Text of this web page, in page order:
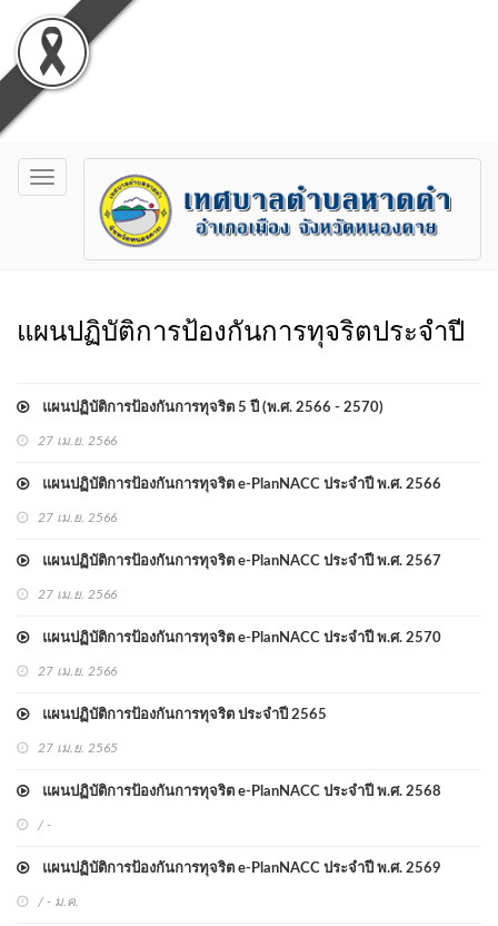
Toggle
navigation
แผนปฏิบัติการป้องกันการทุจริตประจำปี
แผนปฏิบัติการป้องกันการทุจริต 5 ปี (พ.ศ. 2566 - 2570)
27 เม.ย. 2566
แผนปฏิบัติการป้องกันการทุจริต e-PlanNACC ประจำปี พ.ศ. 2566
27 เม.ย. 2566
แผนปฏิบัติการป้องกันการทุจริต e-PlanNACC ประจำปี พ.ศ. 2567
27 เม.ย. 2566
แผนปฏิบัติการป้องกันการทุจริต e-PlanNACC ประจำปี พ.ศ. 2570
27 เม.ย. 2566
แผนปฏิบัติการป้องกันการทุจริต ประจำปี 2565
27 เม.ย. 2565
แผนปฏิบัติการป้องกันการทุจริต e-PlanNACC ประจำปี พ.ศ. 2568
/ -
แผนปฏิบัติการป้องกันการทุจริต e-PlanNACC ประจำปี พ.ศ. 2569
/ - ม.ค.